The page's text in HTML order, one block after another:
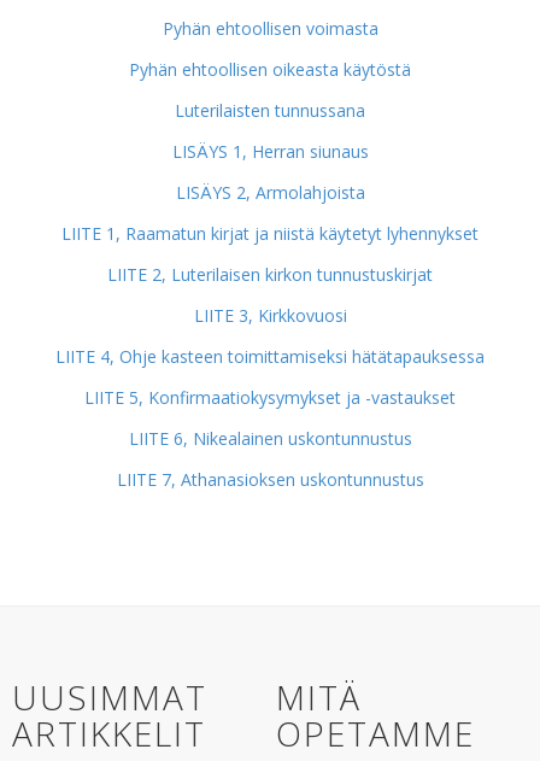
Pyhän ehtoollisen voimasta
Pyhän ehtoollisen oikeasta käytöstä
Luterilaisten tunnussana
LISÄYS 1, Herran siunaus
LISÄYS 2, Armolahjoista
LIITE 1, Raamatun kirjat ja niistä käytetyt lyhennykset
LIITE 2, Luterilaisen kirkon tunnustuskirjat
LIITE 3, Kirkkovuosi
LIITE 4, Ohje kasteen toimittamiseksi hätätapauksessa
LIITE 5, Konfirmaatiokysymykset ja -vastaukset
LIITE 6, Nikealainen uskontunnustus
LIITE 7, Athanasioksen uskontunnustus
UUSIMMAT
ARTIKKELIT
MITÄ
OPETAMME